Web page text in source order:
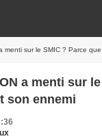
menti sur le SMIC ? Parce
a menti sur
son ennemi